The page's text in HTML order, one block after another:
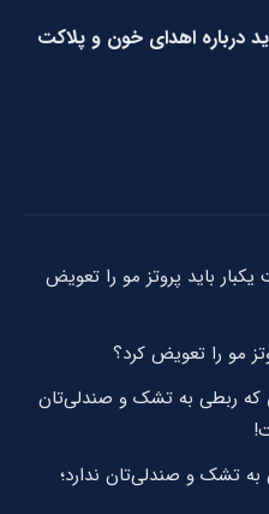
درباره اهدای خون و پلاکت
باید پروتز مو را تعویض
مو را تعویض کرد؟
که ربطی به تشک و صندلی‌تان
تشک و صندلی‌تان ندارد؛